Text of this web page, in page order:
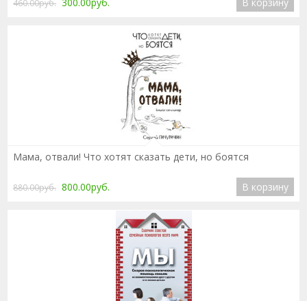
460.00руб.
Мама, отвали! Что хотят сказать дети, но боятся
880.00руб. 800.00руб. В корзину